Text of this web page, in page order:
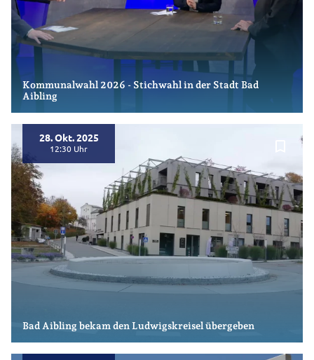
Kommunalwahl 2026 - Stichwahl in der Stadt Bad
Aibling
28. Okt. 2025
12:30
Bad Aibling bekam den Ludwigskreisel übergeben